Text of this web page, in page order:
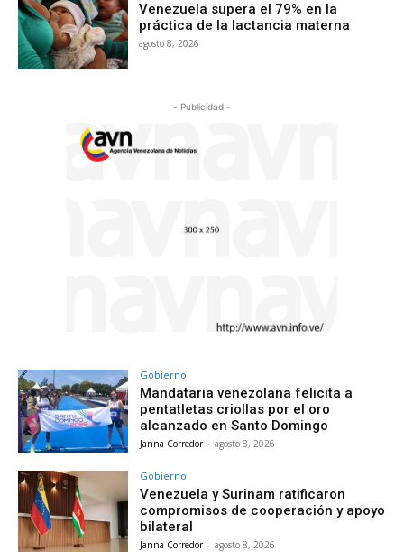
Venezuela supera el 79% en la
práctica de la lactancia materna
agosto 8, 2026
- Publicidad -
Gobierno
Mandataria venezolana felicita a
pentatletas criollas por el oro
alcanzado en Santo Domingo
Janna Corredor - agosto 8, 2026
Gobierno
Venezuela y Surinam ratificaron
compromisos de cooperación y apoyo
bilateral
Janna Corredor - agosto 8, 2026